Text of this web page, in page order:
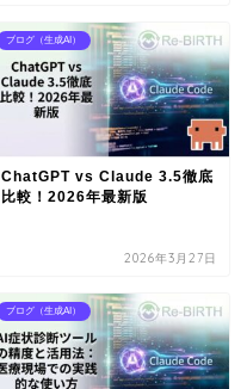
ブログ（生成AI）
ChatGPT vs Claude 3.5徹底
比較！2026年最新版
2026年3月27日
ブログ（生成AI）